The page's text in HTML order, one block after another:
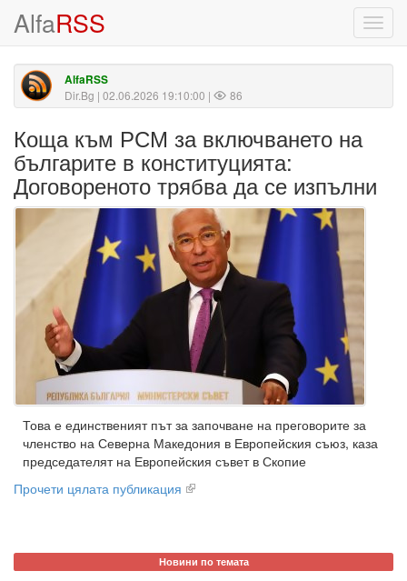
AlfaRSS
AlfaRSS
Dir.Bg | 02.06.2026 19:10:00 | 86
Коща към РСМ за включването на
българите в конституцията:
Договореното трябва да се изпълни
Това е единственият път за започване на преговорите за
членство на Северна Македония в Европейския съюз, каза
председателят на Европейския съвет в Скопие
Прочети цялата публикация
Новини по темата